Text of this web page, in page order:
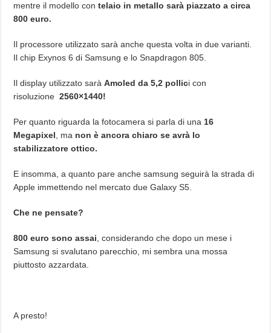
mentre il modello con telaio in metallo sarà piazzato a circa
800 euro.
Il processore utilizzato sarà anche questa volta in due varianti.
Il chip Exynos 6 di Samsung e lo Snapdragon 805.
Il display utilizzato saràAmoled da 5,2 pollici con
risoluzione 2560×1440!
Per quanto riguarda la fotocamera si parla di una 16
Megapixel , ma non è ancora chiaro se avrà lo
stabilizzatore ottico.
E insomma, a quanto pare anche samsung seguirà la strada di
Apple immettendo nel mercato due Galaxy S5.
Che ne pensate?
800 euro sono assai , considerando che dopo un mese i
Samsung si svalutano parecchio, mi sembra una mossa
piuttosto azzardata.
A presto!